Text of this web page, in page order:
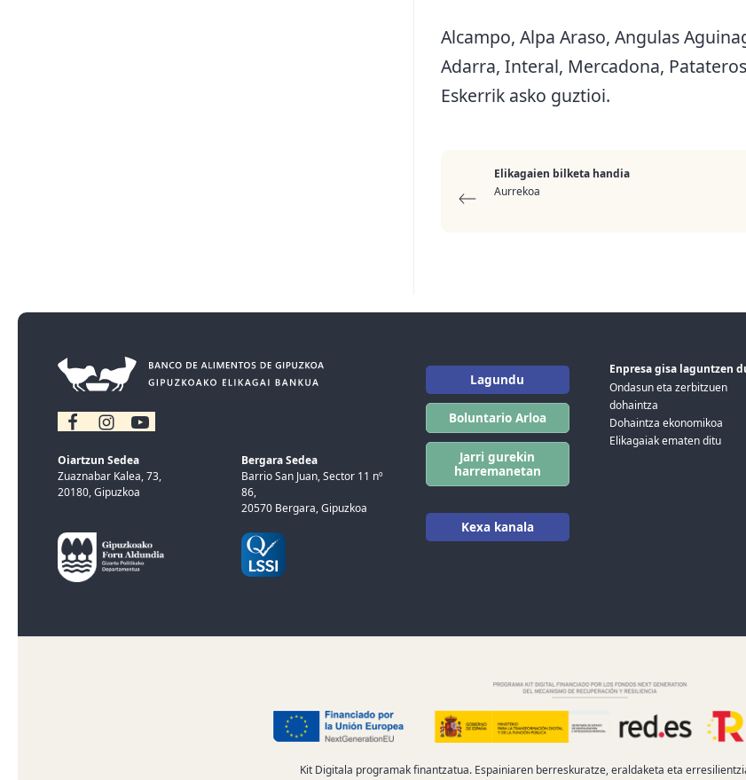
Alcampo, Alpa Araso, Angulas
Adarra, Interal, Mercadona,
Eskerrik asko guztioi.
Elikagaien bilketa handia
Aurrekoa
Oiartzun Sedea
Zuaznabar Kalea, 73,
20180, Gipuzkoa
Bergara Sedea
Barrio San Juan, Sector 11 nº
86,
20570 Bergara, Gipuzkoa
Lagundu
Boluntario Arloa
Jarri gurekin
harremanetan
Kexa kanala
Enpresa gisa laguntzen
Ondasun eta zerbitzuen
dohaintza
Dohaintza ekonomikoa
Elikagaiak ematen ditu
Kit Digitala programak finantzatua. Espainiaren berreskuratze, eraldaketa eta